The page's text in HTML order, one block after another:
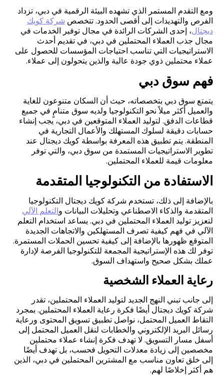
ومع التقدم المستمر الذي تشهده البيئة الرقمية في دبي، تزداد
الفرص والتهديدات إلى أقصى الحدود. تتخصص شركة كويك
ديجتال، إحدى الشركات الرائدة في مجال توفير الخدمات في
مجال جذب العملاء المحتملين في دبي، في تقديم أحدث
الاستراتيجيات التي تناسب احتياجات المؤسسات للحصول على
عملاء محتملين ذوي جودة عالية والذين يتحولون إلى عملاء.
فهم سوق دبي
يتمتع سوق دبي بتخصصاته، حيث أن السكان متنوعون للغاية
والعميل أكثر ميلاً نحو التكنولوجيا ولديه سوق متنامٍ في جميع
قطاعات الدفق. لتوليد العملاء المتوقعين في دبي، يجب إنشاء
حسابات دقيقة لسلوك المستهلك والأعمال التجارية في
المنطقة. يتم تطبيق هذه المعرفة بواسطة كويك ديجتال عند
تطوير الاستراتيجيات المستمدة من سوق دبي، والتي توفر
معلومات قيمة للعملاء المحتملين.
الاستفادة من التكنولوجيا المتقدمة
بالإضافة إلى ذلك، تستخدم شركة كويك ديجتال التكنولوجيا
المتقدمة والذكاء الاصطناعي وتحليلات البيانات والتعلم الآلي
لتعزيز توليد العملاء المحتملين في دبي. يساعد استخدام التعلم
الآلي في فهم كيفية تصرف المستهلكين والاتجاهات الجديدة
المتوقع ظهورها بالإضافة إلى كيفية تحسين الحملات المستمرة.
توفر لك هذه الإستراتيجية المجمعة للتكنولوجيا الفرصة لإدارة
عملك بشكل صحيح واستهداف السوق.
رعاية العملاء الشخصية
إلى جانب تبني النهج الجديد لتوليد العملاء المحتملين، تقدر
شركة كويك ديجتال أيضًا فكرة رعاية العملاء المحتملين. بمجرد
التقاط العميل المحتمل، نواصل تطبيق تسويق المحتوى ورعاية
رسائل البريد الإلكتروني والخطابات لنقل العميل المحتمل إلى
أسفل مسار التسويق. لا تهدف فكرة إنشاء عملاء محتملين
مخصصين إلى زيادة معدلات التحويل فحسب، بل تهدف أيضًا
إلى خلق تعاون مناسب مع المشترين المحتملين في دبي، الذين
هم أكثر إخلاصًا لهم.